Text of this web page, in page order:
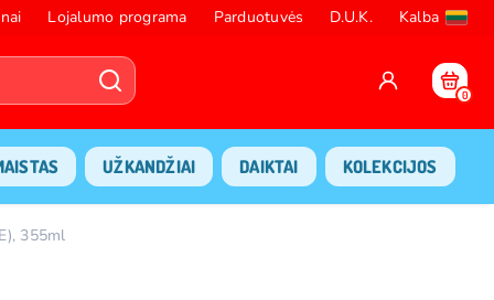
Lojalumo programa Parduotuvės D.U.K. Kalba
0
UŽKANDŽIAI DAIKTAI KOLEKCIJOS
355ml